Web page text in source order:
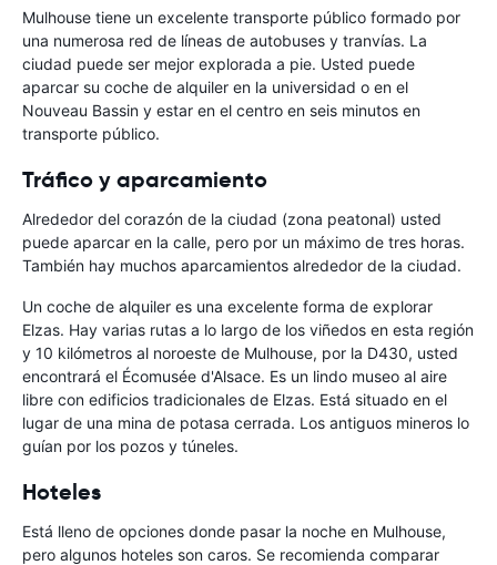
Mulhouse tiene un excelente transporte público formado por
una numerosa red de líneas de autobuses y tranvías. La
ciudad puede ser mejor explorada a pie. Usted puede
aparcar su coche de alquiler en la universidad o en el
Nouveau Bassin y estar en el centro en seis minutos en
transporte público.
Tráfico y aparcamiento
Alrededor del corazón de la ciudad (zona peatonal) usted
puede aparcar en la calle, pero por un máximo de tres horas.
También hay muchos aparcamientos alrededor de la ciudad.
Un coche de alquiler es una excelente forma de explorar
Elzas. Hay varias rutas a lo largo de los viñedos en esta región
y 10 kilómetros al noroeste de Mulhouse, por la D430, usted
encontrará el Écomusée d'Alsace. Es un lindo museo al aire
libre con edificios tradicionales de Elzas. Está situado en el
lugar de una mina de potasa cerrada. Los antiguos mineros lo
guían por los pozos y túneles.
Hoteles
Está lleno de opciones donde pasar la noche en Mulhouse,
pero algunos hoteles son caros. Se recomienda comparar